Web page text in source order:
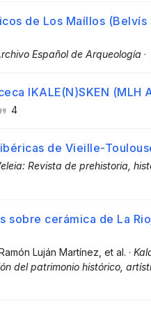
de Los Maíllos (Belvís
Español de Arqueología ·
IKALE(N)SKEN (MLH
4
de Vieille-
Revista de prehistoria,
sobre cerámica de La
Luján Martínez , et al. ·
del patrimonio histórico,